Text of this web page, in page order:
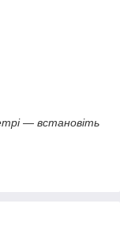
— встановіть